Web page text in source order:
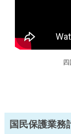
国民保護業務